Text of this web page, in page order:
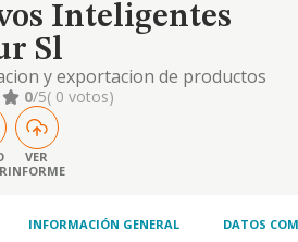
Inteligentes
Sl
y exportacion de productos
agroalimentarios, bebidas
analcoholicas y tabaco. la
intermediacion, comercio al por
elaboracion y manipulado
envasado de conservas;
0/5( 0 votos)
VER
INFORME
INFORMACIÓN GENERAL DATOS